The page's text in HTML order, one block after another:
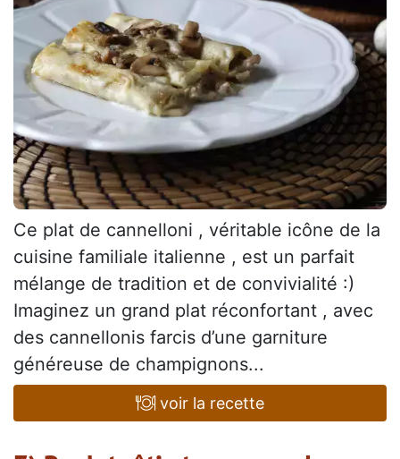
Ce plat de cannelloni , véritable icône de la
cuisine familiale italienne , est un parfait
mélange de tradition et de convivialité :)
Imaginez un grand plat réconfortant , avec
des cannellonis farcis d’une garniture
généreuse de champignons...
voir la recette